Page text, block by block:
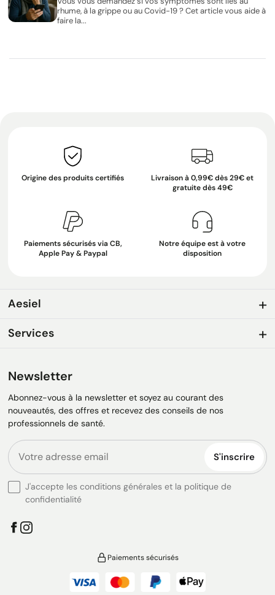
rhume, à la grippe ou au Covid-19 ? Cet article vous aide à
faire la...
Origine des produits certifiés
Livraison à 0,99€ dès 29€ et
gratuite dès 49€
Paiements sécurisés via CB,
Apple Pay & Paypal
Notre équipe est à votre
disposition
Aesiel
Services
Newsletter
Abonnez-vous à la newsletter et soyez au courant des
nouveautés, des offres et recevez des conseils de nos
professionnels de santé.
S'inscrire
J'accepte les conditions générales et la politique de
confidentialité
Paiements sécurisés